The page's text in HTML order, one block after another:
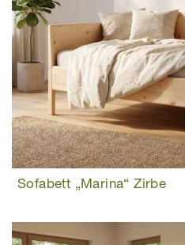
Sofabett „Marina“ Zirbe